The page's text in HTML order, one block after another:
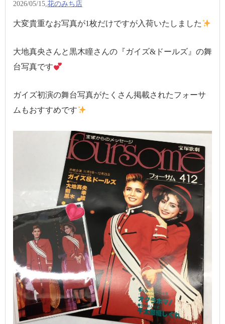
2026/05/15,花のみち店
大変貴重なお写真が1枚だけですが入荷いたしました
大地真央さんと黒木瞳さんの『ガイズ&ドールズ』の舞
台写真です
ガイズ初演の舞台写真がたくさん掲載されたフォーサ
ムもおすすめです